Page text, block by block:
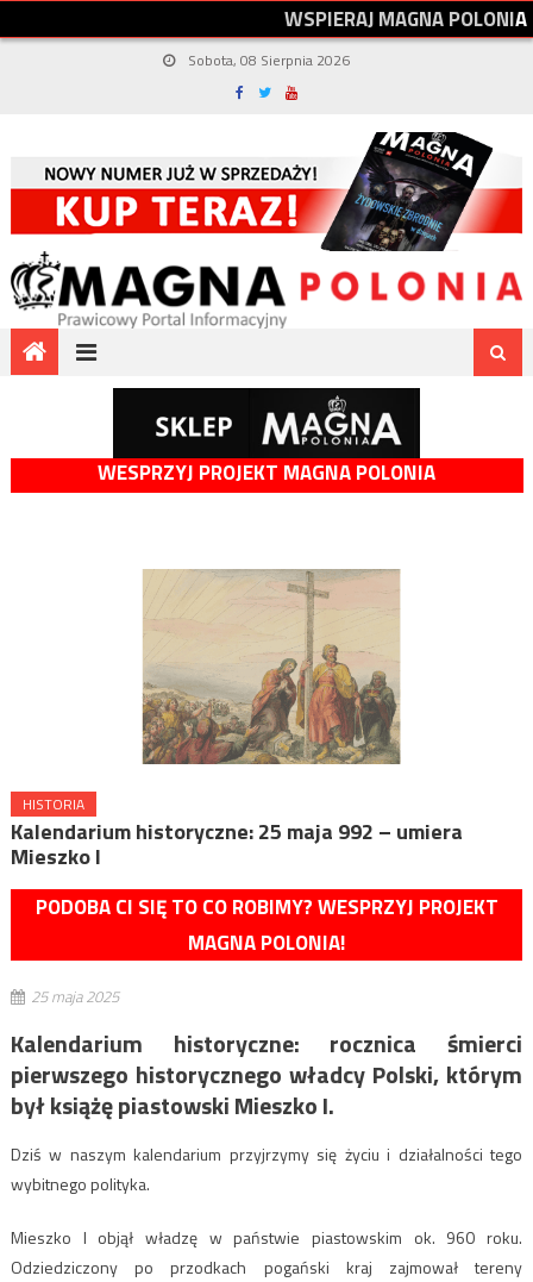
WSPIERAJMAGNAPOLONIA
Sobota, 08 Sierpnia 2026
WESPRZYJ PROJEKT MAGNA POLONIA
HISTORIA
Kalendarium historyczne: 25 maja 992 – umiera
Mieszko I
PODOBA CI SIĘ TO CO ROBIMY? WESPRZYJ PROJEKT
MAGNA POLONIA!
25 maja 2025
Kalendarium historyczne: rocznica śmierci
pierwszego historycznego władcy Polski, którym
był książę piastowski Mieszko I.
Dziś w naszym kalendarium przyjrzymy się życiu i działalności tego
wybitnego polityka.
Mieszko I objął władzę w państwie piastowskim ok. 960 roku.
Odziedziczony po przodkach pogański kraj zajmował tereny